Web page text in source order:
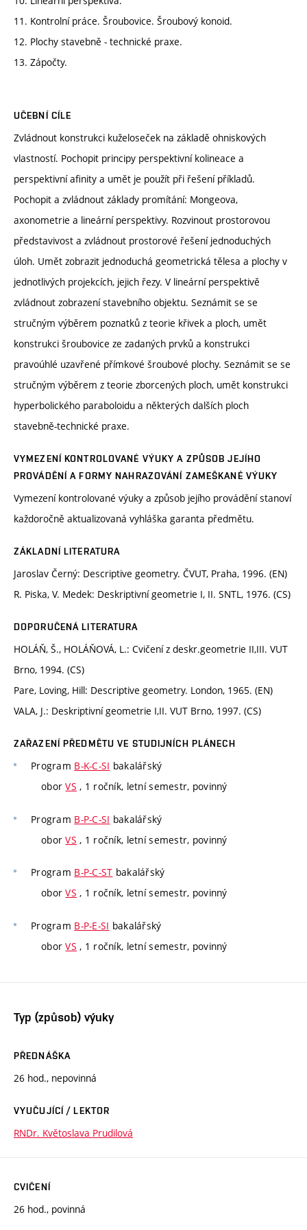
11. Kontrolní práce. Šroubovice. Šroubový konoid.
12. Plochy stavebně - technické praxe.
13. Zápočty.
UČEBNÍ CÍLE
Zvládnout konstrukci kuželoseček na základě ohniskových
vlastností. Pochopit principy perspektivní kolineace a
perspektivní afinity a umět je použít při řešení příkladů.
Pochopit a zvládnout základy promítání: Mongeova,
axonometrie a lineární perspektivy. Rozvinout prostorovou
představivost a zvládnout prostorové řešení jednoduchých
úloh. Umět zobrazit jednoduchá geometrická tělesa a plochy v
jednotlivých projekcích, jejich řezy. V lineární perspektivě
zvládnout zobrazení stavebního objektu. Seznámit se se
stručným výběrem poznatků z teorie křivek a ploch, umět
konstrukci šroubovice ze zadaných prvků a konstrukci
pravoúhlé uzavřené přímkové šroubové plochy. Seznámit se se
stručným výběrem z teorie zborcených ploch, umět konstrukci
hyperbolického paraboloidu a některých dalších ploch
stavebně-technické praxe.
VYMEZENÍ KONTROLOVANÉ VÝUKY A ZPŮSOB JEJÍHO
PROVÁDĚNÍ A FORMY NAHRAZOVÁNÍ ZAMEŠKANÉ VÝUKY
Vymezení kontrolované výuky a způsob jejího provádění stanoví
každoročně aktualizovaná vyhláška garanta předmětu.
ZÁKLADNÍ LITERATURA
Jaroslav Černý: Descriptive geometry. ČVUT, Praha, 1996. (EN)
R. Piska, V. Medek: Deskriptivní geometrie I, II. SNTL, 1976. (CS)
DOPORUČENÁ LITERATURA
HOLÁŇ, Š., HOLÁŇOVÁ, L.: Cvičení z deskr.geometrie II,III. VUT
Brno, 1994. (CS)
Pare, Loving, Hill: Descriptive geometry. London, 1965. (EN)
VALA, J.: Deskriptivní geometrie I,II. VUT Brno, 1997. (CS)
ZAŘAZENÍ PŘEDMĚTU VE STUDIJNÍCH PLÁNECH
Program B-K-C-SI bakalářský
oborVS , 1 ročník, letní semestr, povinný
Program B-P-C-SI bakalářský
oborVS , 1 ročník, letní semestr, povinný
Program B-P-C-ST bakalářský
oborVS , 1 ročník, letní semestr, povinný
Program B-P-E-SI bakalářský
oborVS , 1 ročník, letní semestr, povinný
Typ (způsob) výuky
PŘEDNÁŠKA
26 hod., nepovinná
VYUČUJÍCÍ / LEKTOR
RNDr. Květoslava Prudilová
CVIČENÍ
26 hod., povinná